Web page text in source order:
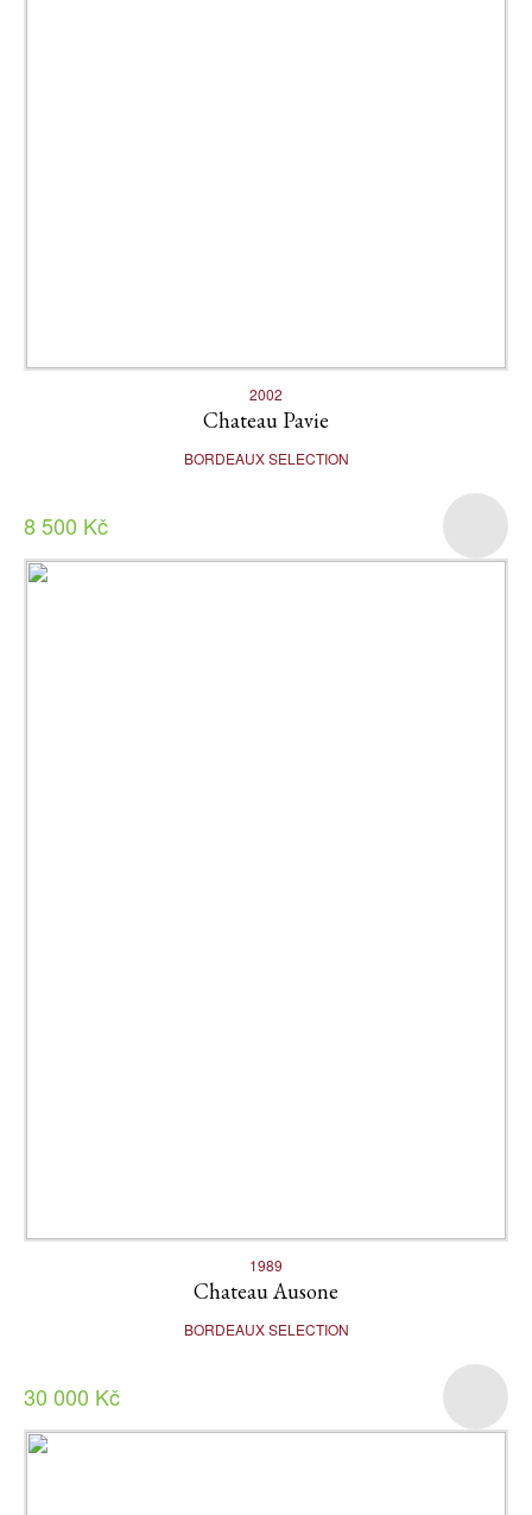
2002
Chateau Pavie
BORDEAUX SELECTION
8 500 Kč
1989
Chateau Ausone
BORDEAUX SELECTION
30 000 Kč